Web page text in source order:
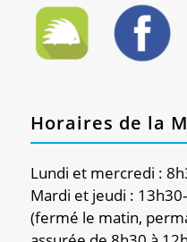
Horaires de la
Lundi et mercredi :
Mardi et jeudi :
(fermé le matin,